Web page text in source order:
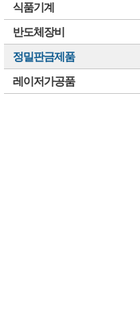
식품기계
반도체장비
정밀판금제품
레이저가공품